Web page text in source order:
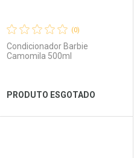
Ver Desconto Convênio
(0)
Condicionador Barbie
Camomila 500ml
PRODUTO ESGOTADO